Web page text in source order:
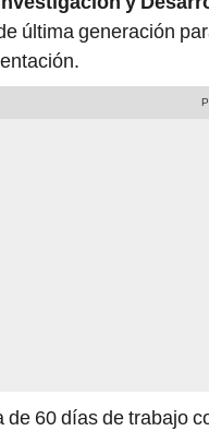
última generación
de 60 días de trabajo